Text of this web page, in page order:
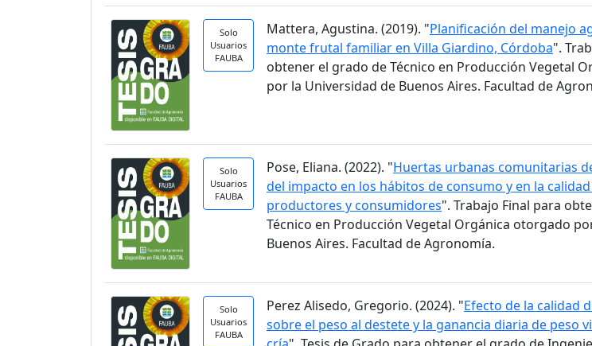
Solo
Usuarios
FAUBA
Mattera, Agustina. (2019). "Planificación del manejo
monte frutal familiar en Villa Giardino, Córdoba".
obtener el grado de Técnico en Producción Vegetal
por la Universidad de Buenos Aires. Facultad de
Solo
Usuarios
FAUBA
Pose, Eliana. (2022). "Huertas urbanas comunitarias
del impacto en los hábitos de consumo y en la
productores y consumidores". Trabajo Final para
Técnico en Producción Vegetal Orgánica otorgado
Buenos Aires. Facultad de Agronomía.
Solo
Usuarios
FAUBA
Perez Alisedo, Gregorio. (2024). "Efecto de la calidad
sobre el peso al destete y la ganancia diaria de peso